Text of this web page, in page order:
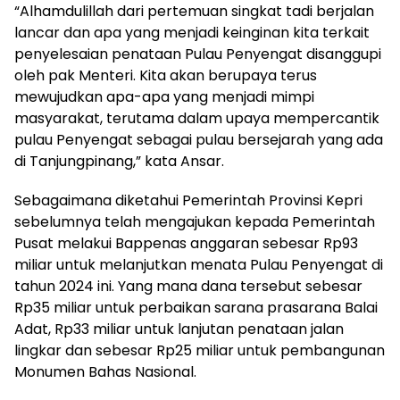
“Alhamdulillah dari pertemuan singkat tadi berjalan
lancar dan apa yang menjadi keinginan kita terkait
penyelesaian penataan Pulau Penyengat disanggupi
oleh pak Menteri. Kita akan berupaya terus
mewujudkan apa-apa yang menjadi mimpi
masyarakat, terutama dalam upaya mempercantik
pulau Penyengat sebagai pulau bersejarah yang ada
di Tanjungpinang,” kata Ansar.
Sebagaimana diketahui Pemerintah Provinsi Kepri
sebelumnya telah mengajukan kepada Pemerintah
Pusat melakui Bappenas anggaran sebesar Rp93
miliar untuk melanjutkan menata Pulau Penyengat di
tahun 2024 ini. Yang mana dana tersebut sebesar
Rp35 miliar untuk perbaikan sarana prasarana Balai
Adat, Rp33 miliar untuk lanjutan penataan jalan
lingkar dan sebesar Rp25 miliar untuk pembangunan
Monumen Bahas Nasional.